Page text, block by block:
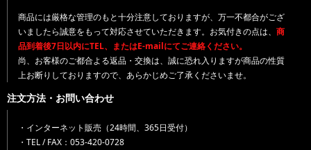
商品には厳格な管理のもと十分注意しておりますが、万一不都合がござ
いましたら誠意をもって対応させていただきます。お気付きの点は、 商
品到着後7日以内にTEL、またはE-mailにてご連絡ください。
尚、お客様のご都合よる返品・交換は、誠に恐れ入りますが商品の性質
上お断りしておりますので、あらかじめご了承くださいませ。
注文方法・お問い合わせ
・インターネット販売（24時間、365日受付）
・TEL / FAX：053-420-0728